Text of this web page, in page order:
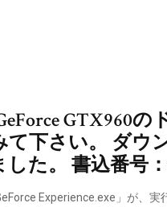
GTX960
下さい。 ダウ
た。 書込番号：
Experience.exe」が、